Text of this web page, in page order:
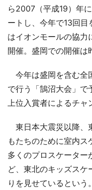
ら2007（平成19）年
ートし、今年で13回
はイオンモールの協力
開催。盛岡での開催は
今年は盛岡を含む全
で行う「鵠沼大会」
上位入賞者によるチャ
東日本大震災以降、
もたちのために室内ス
多くのプロスケーター
ど、東北のキッズス
りを見せているとい